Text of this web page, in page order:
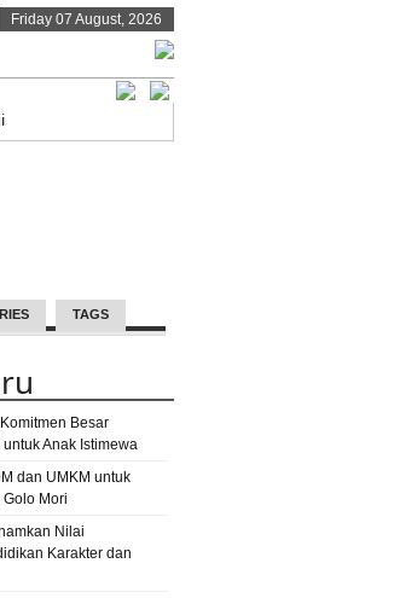
Friday 07 August, 2026
TAGS
Besar
untuk Anak Istimewa
dan UMKM untuk
Mori
Nilai
Karakter dan